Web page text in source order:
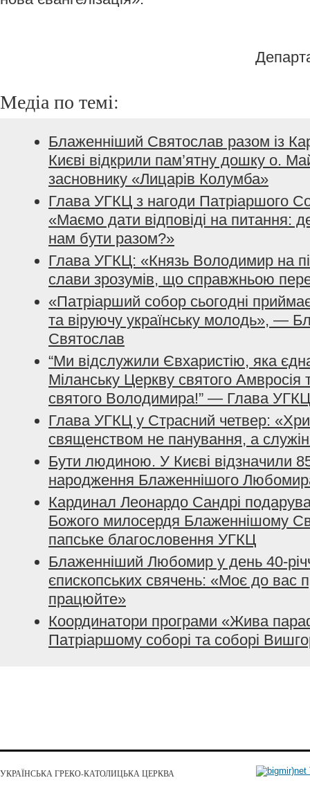
Медіа по темі:
Блаженніший Святослав разом із
Києві відкрили пам’ятну дошку о.
засновнику «Лицарів Колумба»
Глава УГКЦ з нагоди Патріаршого
«Маємо дати відповіді на питання:
нам бути разом?»
Глава УГКЦ: «Князь Володимир на
слави зрозумів, що справжньою
«Патріарший cобор сьогодні
та віруючу українську молодь», —
Святослав
“Ми відслужили Євхаристію, яка
Міланську Церкву cвятого Амвросія
cвятого Володимира!” — Глава УГКЦ
Глава УГКЦ у Страсний четвер:
священством не панування, а
Бути людиною. У Києві відзначили
народження Блаженнішого
Кардинал Леонардо Сандрі
Божого милосердя Блаженнішому
папське благословення УГКЦ
Блаженніший Любомир у день 40-
єпископських свячень: «Моє до вас
працюйте»
Координатори програми «Жива
Патріаршому соборі та соборі
УКРАЇНСЬКА ГРЕКО-КАТОЛИЦЬКА ЦЕРКВА